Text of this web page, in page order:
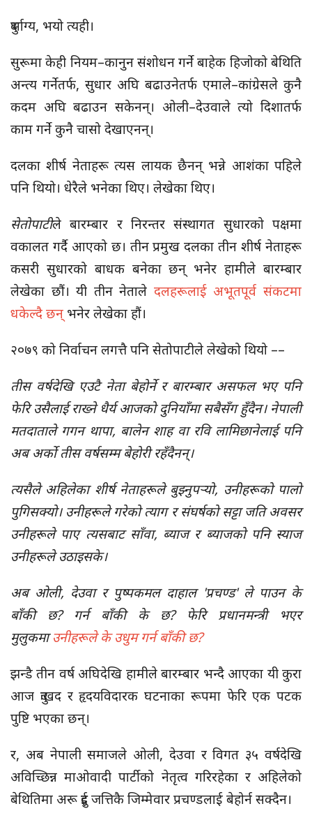
दुर्भाग्य, भयो त्यही।
सुरूमा केही नियम–कानुन संशोधन गर्ने बाहेक हिजोको बेथिति
अन्त्य गर्नेतर्फ, सुधार अघि बढाउनेतर्फ एमाले–कांग्रेसले कुनै
कदम अघि बढाउन सकेनन्। ओली–देउवाले त्यो दिशातर्फ
काम गर्ने कुनै चासो देखाएनन्।
दलका शीर्ष नेताहरू त्यस लायक छैनन् भन्ने आशंका पहिले
पनि थियो। धेरैले भनेका थिए। लेखेका थिए।
सेतोपाटीले बारम्बार र निरन्तर संस्थागत सुधारको पक्षमा
वकालत गर्दै आएको छ। तीन प्रमुख दलका तीन शीर्ष नेताहरू
कसरी सुधारको बाधक बनेका छन् भनेर हामीले बारम्बार
लेखेका छौं। यी तीन नेताले दलहरूलाई अभूतपूर्व संकटमा
धकेल्दै छन् भनेर लेखेका हौं।
२०७९ को निर्वाचन लगत्तै पनि सेतोपाटीले लेखेको थियो ––
तीस वर्षदेखि एउटै नेता बेहोर्ने र बारम्बार असफल भए पनि
फेरि उसैलाई राख्ने धैर्य आजको दुनियाँमा सबैसँग हुँदैन। नेपाली
मतदाताले गगन थापा, बालेन शाह वा रवि लामिछानेलाई पनि
अब अर्को तीस वर्षसम्म बेहोरी रहँदैनन्।
त्यसैले अहिलेका शीर्ष नेताहरूले बुझ्नुपर्‍यो, उनीहरूको पालो
पुगिसक्यो। उनीहरूले गरेको त्याग र संघर्षको सट्टा जति अवसर
उनीहरूले पाए त्यसबाट साँवा, ब्याज र ब्याजको पनि स्याज
उनीहरूले उठाइसके।
अब ओली, देउवा र पुष्पकमल दाहाल 'प्रचण्ड' ले पाउन के
बाँकी छ? गर्न बाँकी के छ? फेरि प्रधानमन्त्री भएर
मुलुकमाउनीहरूले के उधुम गर्न बाँकी छ?
झन्डै तीन वर्ष अघिदेखि हामीले बारम्बार भन्दै आएका यी कुरा
आज दुःखद र हृदयविदारक घटनाका रूपमा फेरि एक पटक
पुष्टि भएका छन्।
र, अब नेपाली समाजले ओली, देउवा र विगत ३५ वर्षदेखि
अविच्छिन्न माओवादी पार्टीको नेतृत्व गरिरहेका र अहिलेको
बेथितिमा अरू दुई जत्तिकै जिम्मेवार प्रचण्डलाई बेहोर्न सक्दैन।